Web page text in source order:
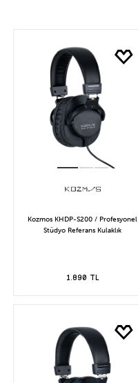
Kozmos KHDP-S200 / Profesyonel
Stüdyo Referans Kulaklık
1.890 TL